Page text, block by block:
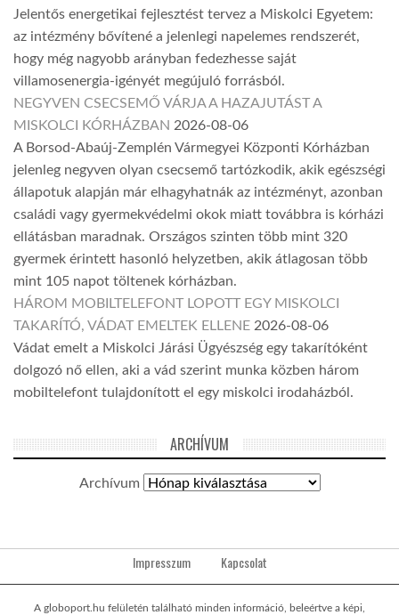
Jelentős energetikai fejlesztést tervez a Miskolci Egyetem:
az intézmény bővítené a jelenlegi napelemes rendszerét,
hogy még nagyobb arányban fedezhesse saját
villamosenergia-igényét megújuló forrásból.
NEGYVEN CSECSEMŐ VÁRJA A HAZAJUTÁST A
MISKOLCI KÓRHÁZBAN 2026-08-06
A Borsod-Abaúj-Zemplén Vármegyei Központi Kórházban
jelenleg negyven olyan csecsemő tartózkodik, akik egészségi
állapotuk alapján már elhagyhatnák az intézményt, azonban
családi vagy gyermekvédelmi okok miatt továbbra is kórházi
ellátásban maradnak. Országos szinten több mint 320
gyermek érintett hasonló helyzetben, akik átlagosan több
mint 105 napot töltenek kórházban.
HÁROM MOBILTELEFONT LOPOTT EGY MISKOLCI
TAKARÍTÓ, VÁDAT EMELTEK ELLENE 2026-08-06
Vádat emelt a Miskolci Járási Ügyészség egy takarítóként
dolgozó nő ellen, aki a vád szerint munka közben három
mobiltelefont tulajdonított el egy miskolci irodaházból.
ARCHÍVUM
Archívum
Impresszum Kapcsolat
A globoport.hu felületén található minden információ, beleértve a képi,